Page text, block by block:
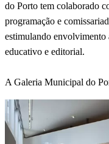
do Porto tem colaborado
programação e
estimulando envolvimento
educativo e editorial.
A Galeria Municipal do